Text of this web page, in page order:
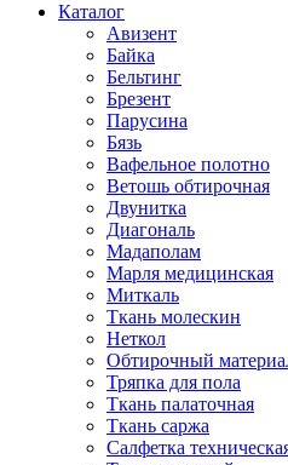
Каталог
Авизент
Байка
Бельтинг
Брезент
Парусина
Бязь
Вафельное полотно
Ветошь обтирочная
Двунитка
Диагональ
Мадаполам
Марля медицинская
Миткаль
Ткань молескин
Неткол
Обтирочный
Тряпка для пола
Ткань палаточная
Ткань саржа
Салфетка